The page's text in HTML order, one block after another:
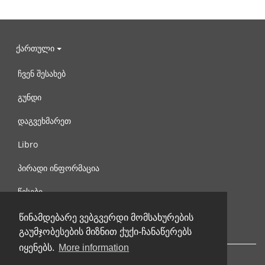
წინამდებარე ვებგვერდი მომსახურების
გაუმჯობესების მიზნით ქუქი-ჩანაწერებს
იყენებს. More information
ქართული
ჩვენ შესახებ
გუნდი
დაგვეხმარეთ
Libro
პირადი ინფორმაცია
წესები
დაგვიკავშირდით